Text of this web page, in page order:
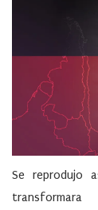
Se reprodujo